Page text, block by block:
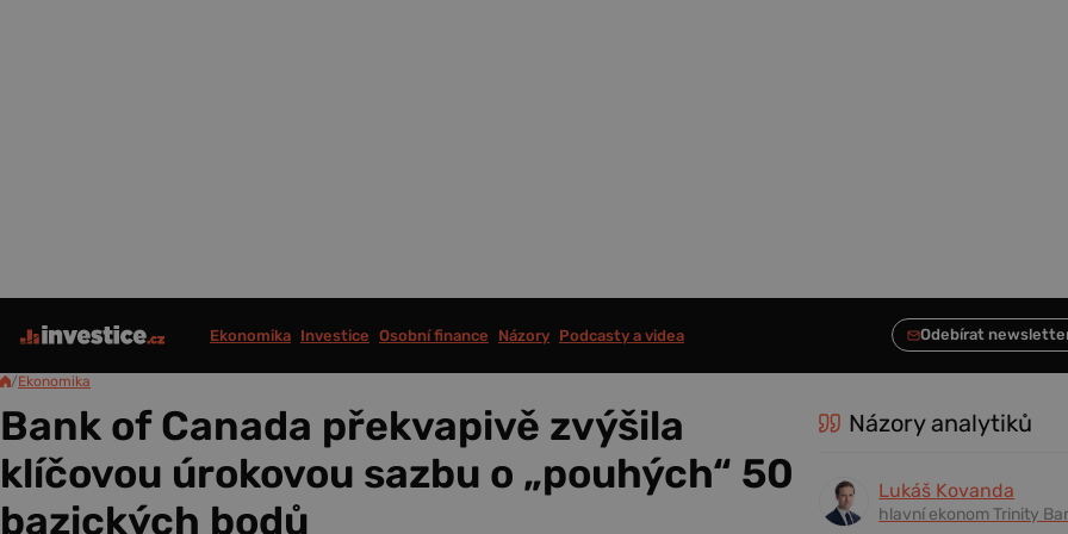
Ekonomika Investice Osobní finance Názory Podcasty a videa
/Ekonomika
Bank of Canada překvapivě zvýšila
klíčovou úrokovou sazbu o „pouhých“ 50
bazických bodů
Názory analytiků
Lukáš Kovanda
hlavní ekonom Trinity